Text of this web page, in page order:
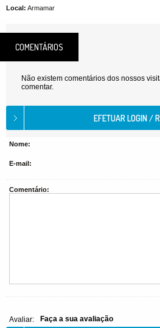
Local: Armamar
COMENTÁRIOS
Não existem comentários dos nossos
comentar.
Nome:
E-mail:
Comentário:
Avaliar: Faça a sua avaliação